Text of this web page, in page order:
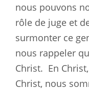
nous pouvons
rôle de juge et
surmonter ce
nous rappeler
Christ. En
Christ, nous